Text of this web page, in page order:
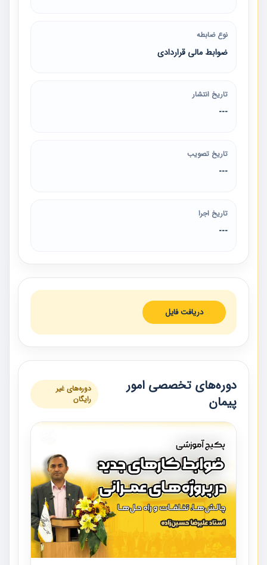
نوع ضابطه
ضوابط مالی قراردادی
تاریخ انتشار
---
تاریخ تصویب
---
تاریخ اجرا
---
دریافت فایل
دوره‌های تخصصی امور
پیمان
دوره‌های غیر
رایگان